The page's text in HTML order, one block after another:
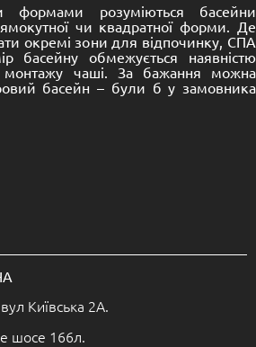
формами розуміються басейни
чи квадратної форми. Де
окремі зони для відпочинку, СПА
басейну обмежується наявністю
монтажу чаші. За бажання можна
басейн – були б у замовника
Київська 2А.
шосе 166л.